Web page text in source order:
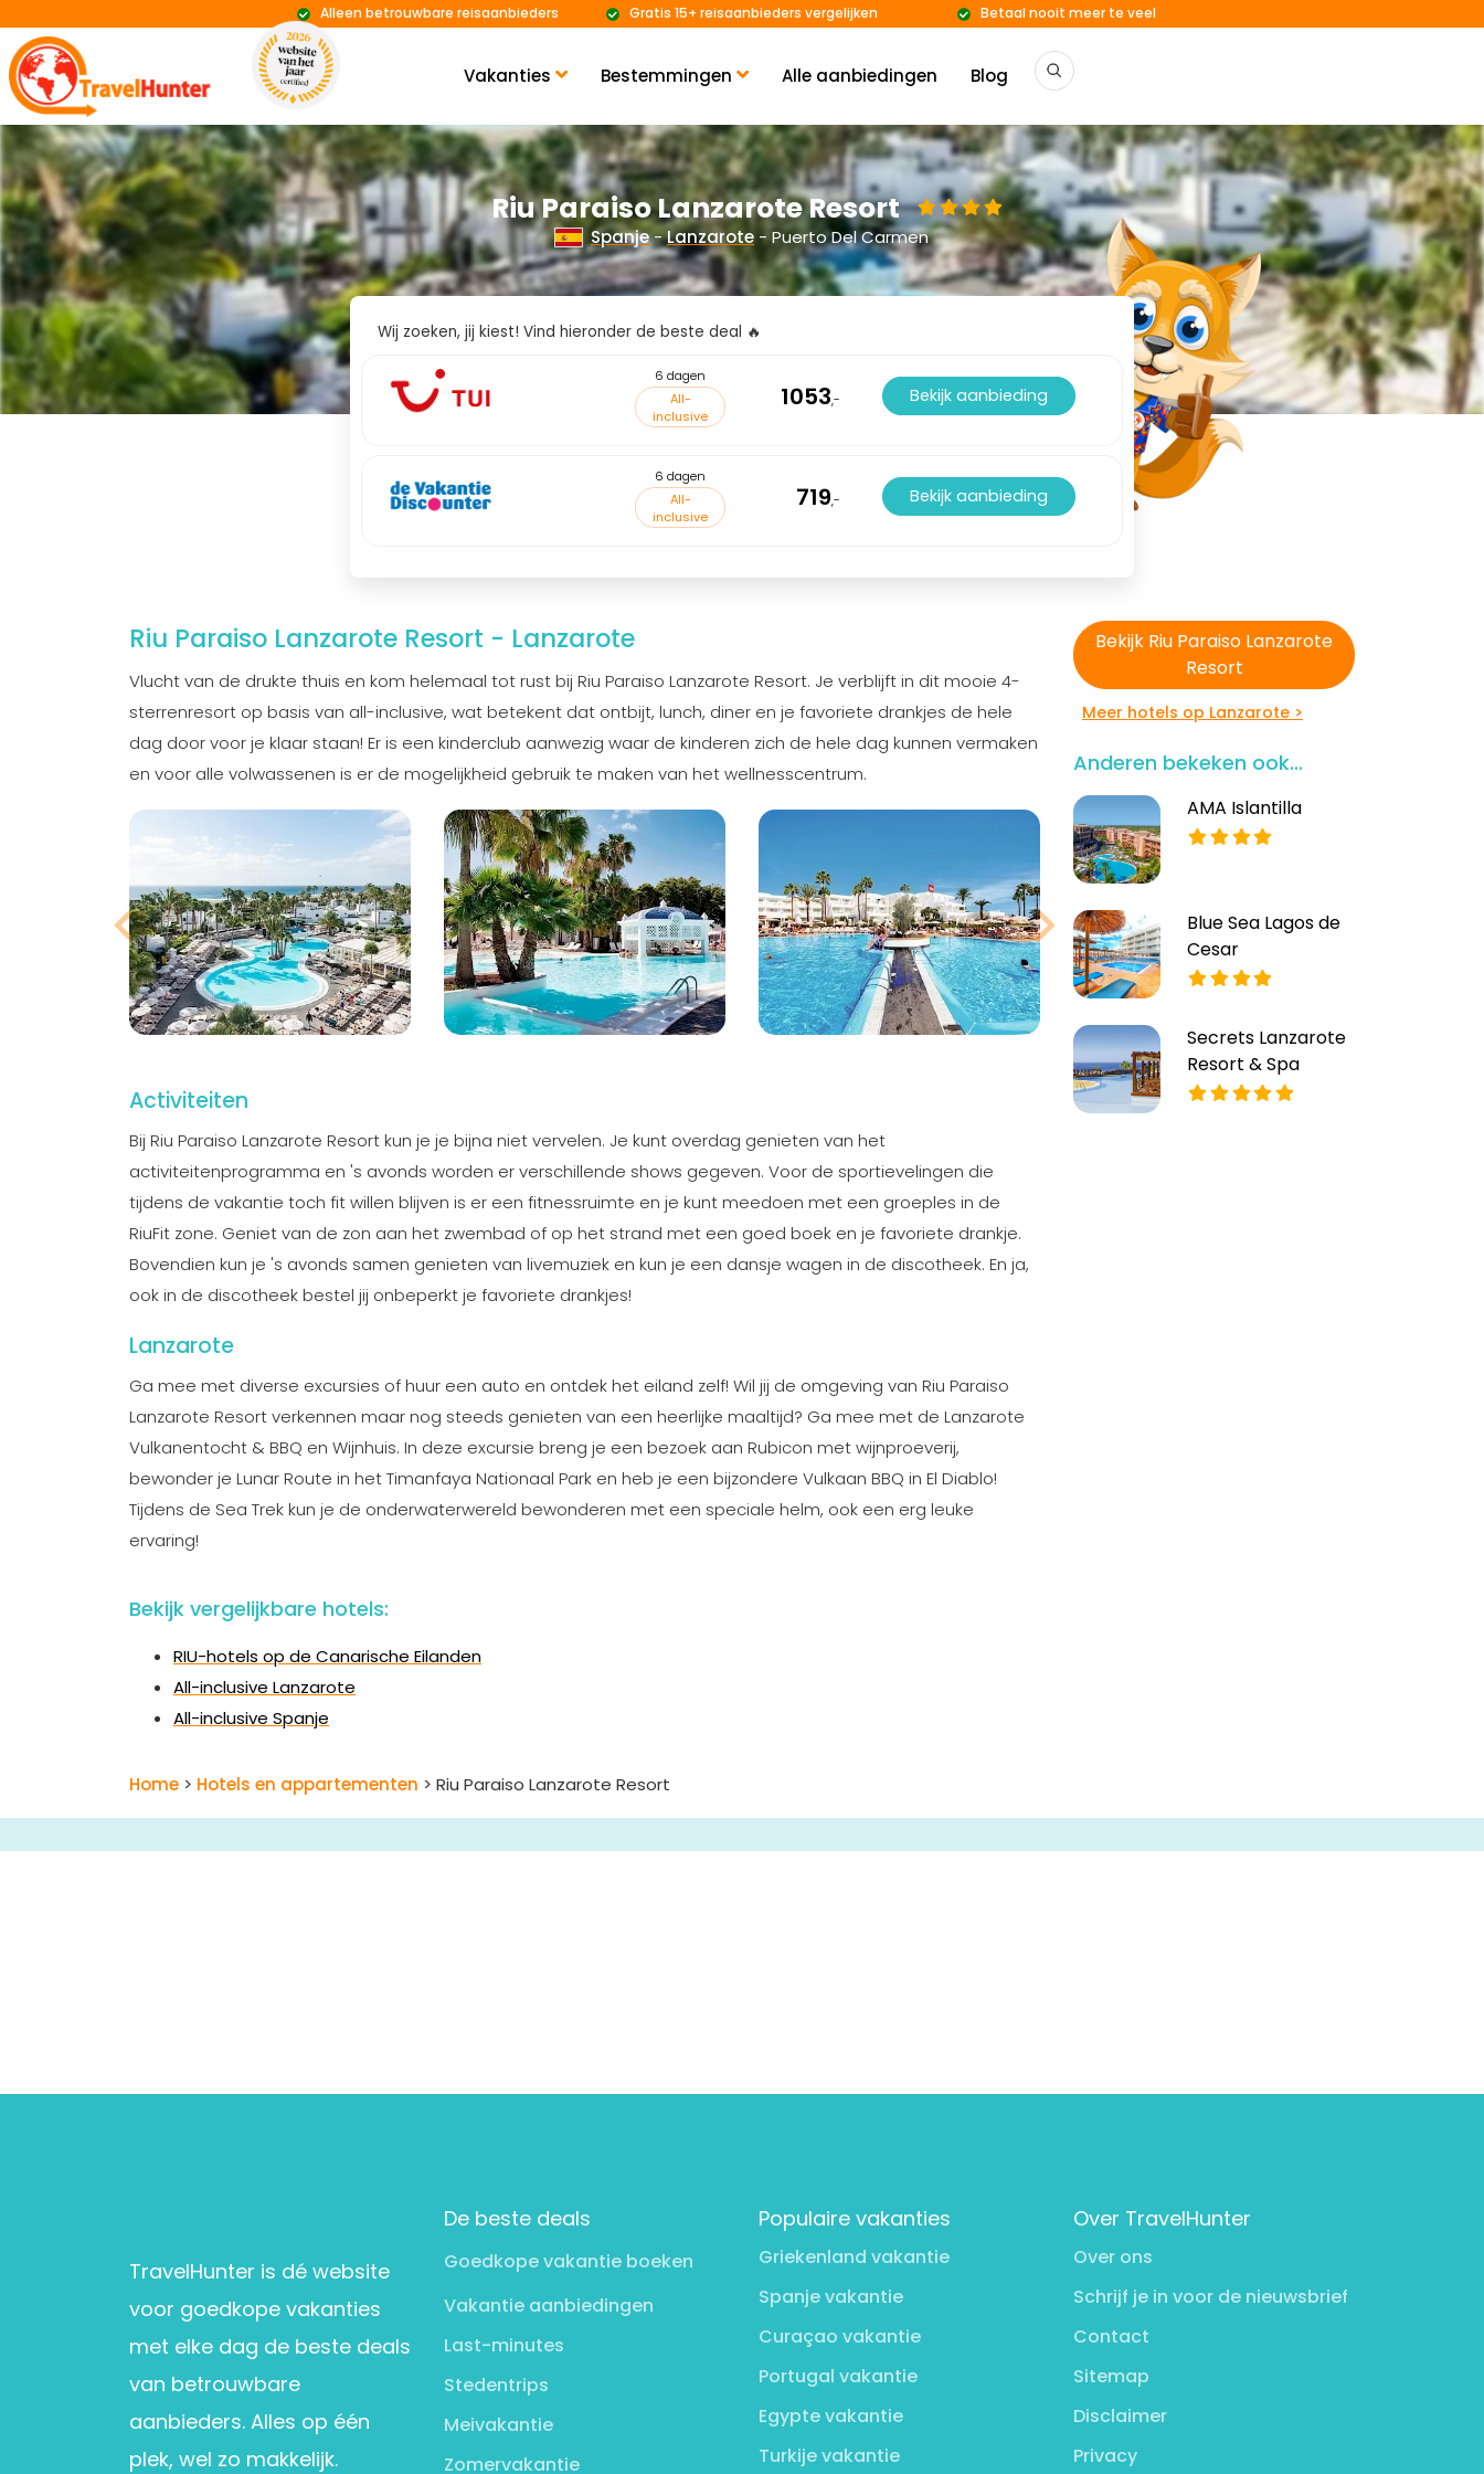
Vakanties Bestemmingen Alle aanbiedingen Blog
Alleen betrouwbare reisaanbieders Gratis 15+ reisaanbieders vergelijken Betaal nooit meer te veel
Riu Paraiso Lanzarote Resort
Spanje-Lanzarote - Puerto Del Carmen
Wij zoeken, jij kiest! Vind hieronder de beste deal 🔥
6 dagen
All-
inclusive
1053,- Bekijk aanbieding
6 dagen
All-
inclusive
719,- Bekijk aanbieding
Riu Paraiso Lanzarote Resort - Lanzarote
Vlucht van de drukte thuis en kom helemaal tot rust bij Riu Paraiso Lanzarote Resort. Je verblijft in dit mooie 4-
sterrenresort op basis van all-inclusive, wat betekent dat ontbijt, lunch, diner en je favoriete drankjes de hele
dag door voor je klaar staan! Er is een kinderclub aanwezig waar de kinderen zich de hele dag kunnen vermaken
en voor alle volwassenen is er de mogelijkheid gebruik te maken van het wellnesscentrum.
Activiteiten
Bij Riu Paraiso Lanzarote Resort kun je je bijna niet vervelen. Je kunt overdag genieten van het
activiteitenprogramma en 's avonds worden er verschillende shows gegeven. Voor de sportievelingen die
tijdens de vakantie toch fit willen blijven is er een fitnessruimte en je kunt meedoen met een groeples in de
RiuFit zone. Geniet van de zon aan het zwembad of op het strand met een goed boek en je favoriete drankje.
Bovendien kun je 's avonds samen genieten van livemuziek en kun je een dansje wagen in de discotheek. En ja,
ook in de discotheek bestel jij onbeperkt je favoriete drankjes!
Lanzarote
Ga mee met diverse excursies of huur een auto en ontdek het eiland zelf! Wil jij de omgeving van Riu Paraiso
Lanzarote Resort verkennen maar nog steeds genieten van een heerlijke maaltijd? Ga mee met de Lanzarote
Vulkanentocht & BBQ en Wijnhuis. In deze excursie breng je een bezoek aan Rubicon met wijnproeverij,
bewonder je Lunar Route in het Timanfaya Nationaal Park en heb je een bijzondere Vulkaan BBQ in El Diablo!
Tijdens de Sea Trek kun je de onderwaterwereld bewonderen met een speciale helm, ook een erg leuke
ervaring!
Bekijk Riu Paraiso Lanzarote
Resort
Meer hotels op Lanzarote >
Anderen bekeken ook...
AMA Islantilla
Blue Sea Lagos de
Cesar
Secrets Lanzarote
Resort & Spa
Bekijk vergelijkbare hotels:
RIU-hotels op de Canarische Eilanden
All-inclusive Lanzarote
All-inclusive Spanje
Home > Hotels en appartementen > Riu Paraiso Lanzarote Resort
TravelHunter is dé website
voor goedkope vakanties
met elke dag de beste deals
van betrouwbare
aanbieders. Alles op één
plek, wel zo makkelijk.
De beste deals
Goedkope vakantie boeken
Vakantie aanbiedingen
Last-minutes
Stedentrips
Meivakantie
Zomervakantie
Populaire vakanties
Griekenland vakantie
Spanje vakantie
Curaçao vakantie
Portugal vakantie
Egypte vakantie
Turkije vakantie
Over TravelHunter
Over ons
Schrijf je in voor de nieuwsbrief
Contact
Sitemap
Disclaimer
Privacy